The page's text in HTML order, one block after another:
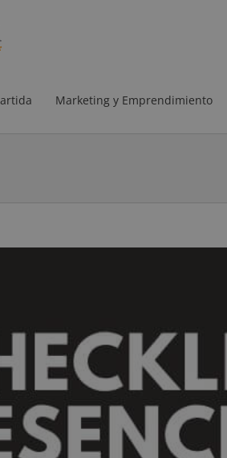
Marketing y Emprendimiento